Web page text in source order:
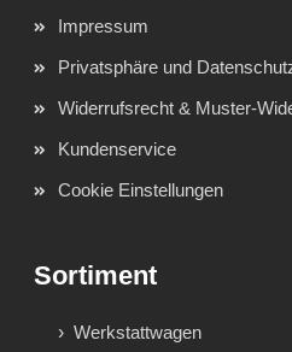
Impressum
Privatsphäre und
Widerrufsrecht & Muster-
Kundenservice
Cookie Einstellungen
Sortiment
Werkstattwagen